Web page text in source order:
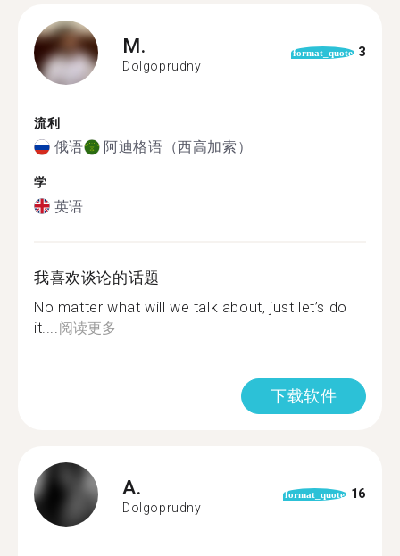
M.
Dolgoprudny
format_quote 3
流利
俄语 阿迪格语（西高加索）
学
英语
我喜欢谈论的话题
No matter what will we talk about, just let’s do
it.... 阅读更多
下载软件
A.
Dolgoprudny
format_quote 16